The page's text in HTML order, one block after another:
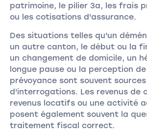
patrimoine, le pilier 3a, les frais
ou les cotisations d'assurance.
Des situations telles qu'un
un autre canton, le début ou la
un changement de domicile, un
longue pause ou la perception
prévoyance sont souvent sources
d'interrogations. Les revenus de
revenus locatifs ou une activité
posent également souvent la
traitement fiscal correct.